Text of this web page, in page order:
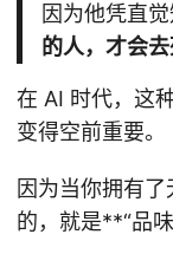
因为他凭直觉
的人，才会
在 AI 时代，这
变得空前重要。
因为当你拥有
的，就是**“品